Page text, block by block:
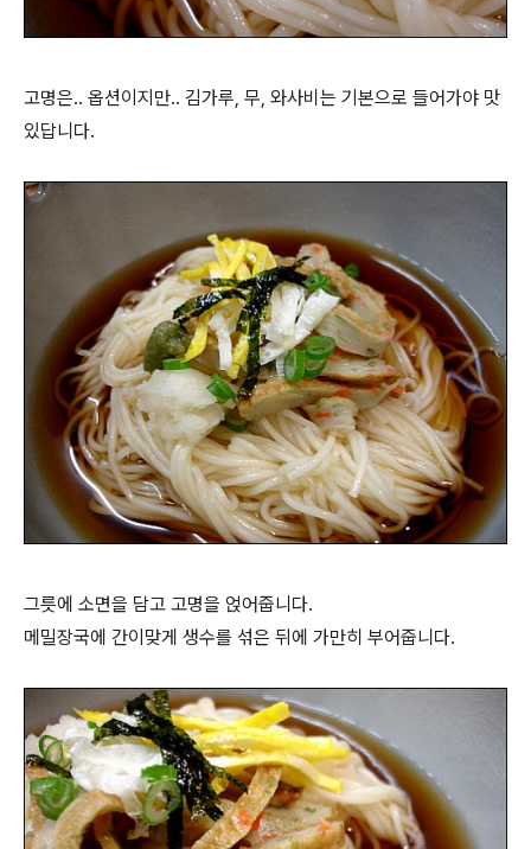
고명은.. 옵션이지만.. 김가루, 무, 와사비는 기본으로 들어가야 맛
있답니다.
그릇에 소면을 담고 고명을 얹어줍니다.
메밀장국에 간이맞게 생수를 섞은 뒤에 가만히 부어줍니다.